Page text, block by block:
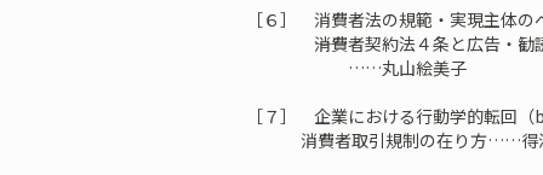
［６］ 消費者法の規範・実現主体
――消費者契約法４条と広告・勧
……丸山絵美子
［７］ 企業における行動学的転回
消費者取引規制の在り方……